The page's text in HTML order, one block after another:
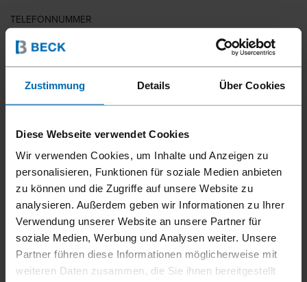
Zustimmung Details Über Cookies
Diese Webseite verwendet Cookies
Wir verwenden Cookies, um Inhalte und Anzeigen zu
personalisieren, Funktionen für soziale Medien anbieten
zu können und die Zugriffe auf unsere Website zu
analysieren. Außerdem geben wir Informationen zu Ihrer
Verwendung unserer Website an unsere Partner für
soziale Medien, Werbung und Analysen weiter. Unsere
Partner führen diese Informationen möglicherweise mit
weiteren Daten zusammen, die Sie ihnen bereitgestellt
TELEFONNUMMER
LAND
PLZ
IHRE NACHRICHT